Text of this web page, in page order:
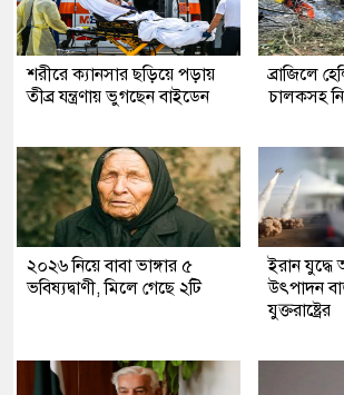
শরীরে ক্যানসার ছড়িয়ে পড়ায়
তীব্র যন্ত্রণায় ভুগছেন বাইডেন
ব্রাজিলে
চালকসহ
২০২৬ নিয়ে বাবা ভাঙ্গার ৫
ভবিষ্যদ্বাণী, মিলে গেছে ২টি
ইরান যুদ্ধে
উৎপাদন
যুক্তরাষ্ট্রের